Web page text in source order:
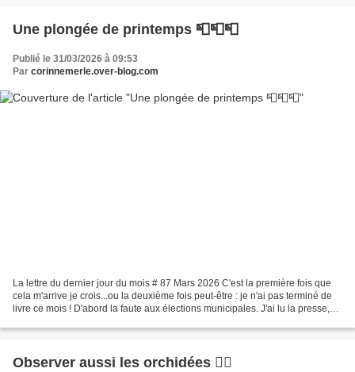
Une plongée de printemps 📮📮📮
Publié le 31/03/2026 à 09:53
Par corinnemerle.over-blog.com
La lettre du dernier jour du mois # 87 Mars 2026 C'est la première fois que
cela m'arrive je crois...ou la deuxième fois peut-être : je n'ai pas terminé de
livre ce mois ! D'abord la faute aux élections municipales. J'ai lu la presse,
Observer aussi les orchidées 💁‍♀️